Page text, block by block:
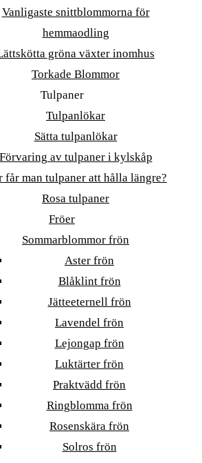
Vanligaste snittblommorna för
hemmaodling
gröna växter inomhus
Torkade Blommor
Tulpaner
Tulpanlökar
Sätta tulpanlökar
Förvaring av tulpaner i kylskåp
får man tulpaner att hålla längre?
Rosa tulpaner
Fröer
Sommarblommor frön
Aster frön
Blåklint frön
Jätteeternell frön
Lavendel frön
Lejongap frön
Luktärter frön
Praktvädd frön
Ringblomma frön
Rosenskära frön
Solros frön